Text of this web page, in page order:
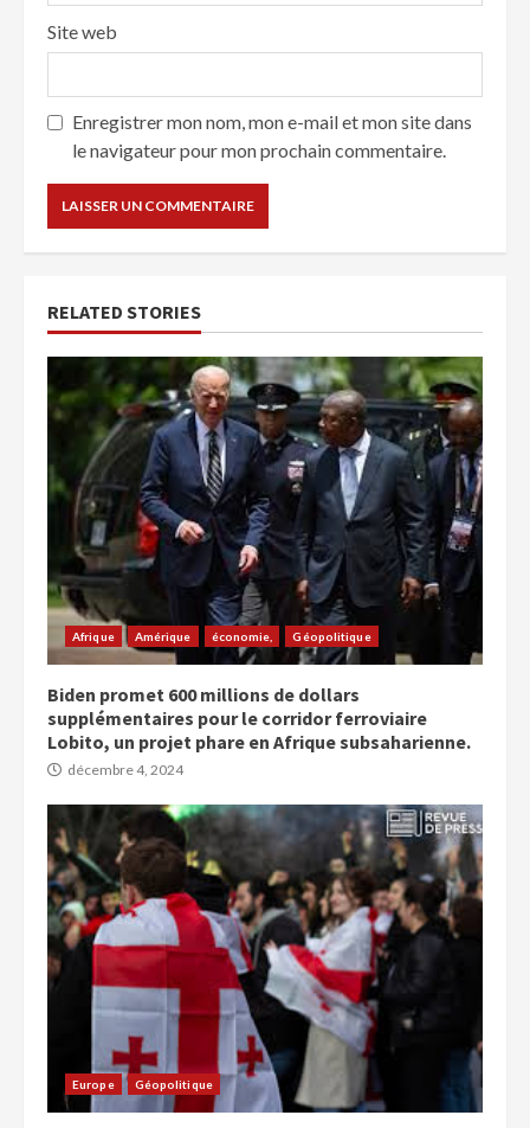
Site web
Enregistrer mon nom, mon e-mail et mon site dans
le navigateur pour mon prochain commentaire.
RELATED STORIES
Afrique Amérique économie, Géopolitique
Biden promet 600 millions de dollars
supplémentaires pour le corridor ferroviaire
Lobito, un projet phare en Afrique subsaharienne.
décembre 4, 2024
Europe Géopolitique